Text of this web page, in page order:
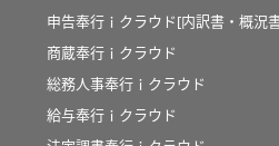
申告奉行ｉクラウド[内訳書・概況
商蔵奉行ｉクラウド
総務人事奉行ｉクラウド
給与奉行ｉクラウド